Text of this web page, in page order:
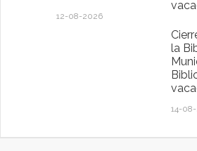
12-08-2026
la
14-